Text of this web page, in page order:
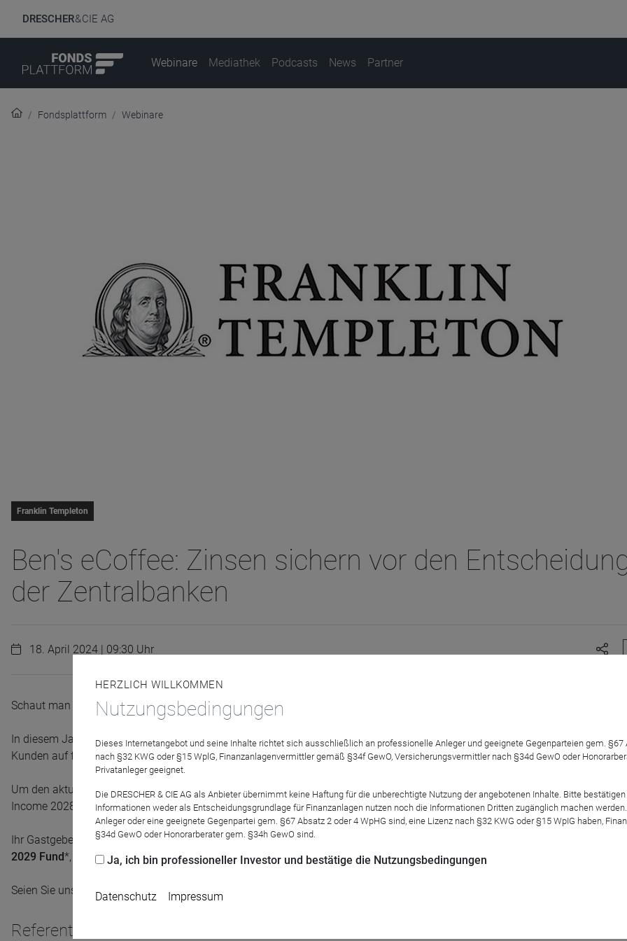
DRESCHER& CIE AG
Webinare Mediathek Podcasts News Partner
Fondsplattform Webinare
Franklin Templeton
Ben's eCoffee: Zinsen sichern vor den
der Zentralbanken
18. April 2024 | 09:30 Uhr
Schaut man auf das Anlageverhalten 2023, so standen kurzfristige Zinsanlagen im Fokus aller Anleger.
In diesem Jahr stehen auf der einen Seite gewaltige Fälligkeiten zur Neuanlage im Fokus; auf der anderen Seite gibt es den
Kunden auf fallende Zinsen vorzubereiten.
Um den aktuellen Zins für die nächsten fünf Jahre abzusichern, haben wir uns entschieden, den Nachfolger zum Franklin
Income 2028 Fund* aufzulegen.
Ihr Gastgeber Thomas Wahl wird Ihnen in einem 30-minütigen Webinar unseren neuen Laufzeitfonds, den
2029 Fund*, vorstellen.
Seien Sie unser Gast und melden Sie sich gleich an - Wir freuen uns auf Sie!
Referenten
HERZLICH WILLKOMMEN
Nutzungsbedingungen
Dieses Internetangebot und seine Inhalte richtet sich ausschließlich an professionelle Anleger und geeignete Gegenparteien gem.
nach §32 KWG oder §15 WplG, Finanzanlagenvermittler gemäß §34f GewO, Versicherungsvermittler nach §34d GewO oder
Privatanleger geeignet.
Die DRESCHER & CIE AG als Anbieter übernimmt keine Haftung für die unberechtigte Nutzung der angebotenen Inhalte. Bitte
Informationen weder als Entscheidungsgrundlage für Finanzanlagen nutzen noch die Informationen Dritten zugänglich machen
Anleger oder eine geeignete Gegenpartei gem. §67 Absatz 2 oder 4 WpHG sind, eine Lizenz nach §32 KWG oder §15 WpIG haben,
§34d GewO oder Honorarberater gem. §34h GewO sind.
Ja, ich bin professioneller Investor und bestätige die Nutzungsbedingungen
Datenschutz Impressum